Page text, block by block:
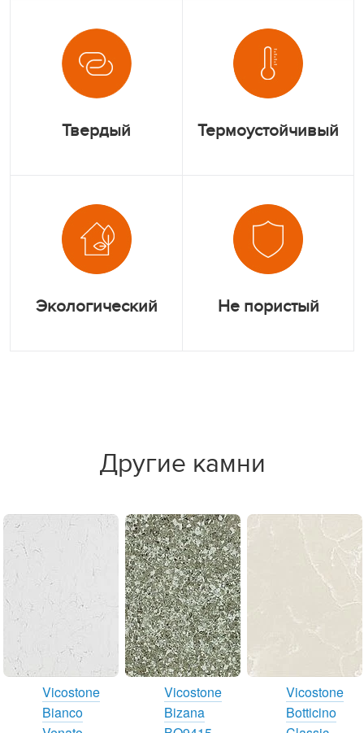
Твердый Термоустойчивый
Экологический Не пористый
Другие камни
Vicostone
Bianco
Vicostone
Bizana
Vicostone
Botticino